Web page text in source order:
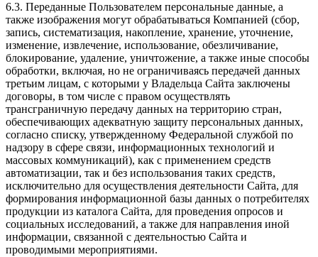
6.3. Переданные Пользователем персональные данные, а
также изображения могут обрабатываться Компанией (сбор,
запись, систематизация, накопление, хранение, уточнение,
изменение, извлечение, использование, обезличивание,
блокирование, удаление, уничтожение, а также иные способы
обработки, включая, но не ограничиваясь передачей данных
третьим лицам, с которыми у Владельца Сайта заключены
договоры, в том числе с правом осуществлять
трансграничную передачу данных на территорию стран,
обеспечивающих адекватную защиту персональных данных,
согласно списку, утвержденному Федеральной службой по
надзору в сфере связи, информационных технологий и
массовых коммуникаций), как с применением средств
автоматизации, так и без использования таких средств,
исключительно для осуществления деятельности Сайта, для
формирования информационной базы данных о потребителях
продукции из каталога Сайта, для проведения опросов и
социальных исследований, а также для направления иной
информации, связанной с деятельностью Сайта и
проводимыми мероприятиями.